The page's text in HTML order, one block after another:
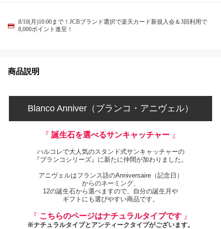
8/10(月)10:00まで！JCBブランド選択で楽天カード新規入会＆3回利用で
8,000ポイント進呈！
商品説明
Blanco Anniver（ブランコ・アニヴェル）
『 誕生石を選べるサンキャッチャー 』
ハルコレで大人気のスタンド式サンキャッチャーの
『ブランコシリーズ』に新たに仲間が加わりました。
アニヴェルはフランス語のAnniversaire（記念日）
からのネーミング、
12の誕生石から選べますので、自分の誕生月や
ギフトにも選びやすい商品です。
『 こちらのページはナチュラルタイプです 』
※ナチュラルタイプとアンティークタイプがございます。